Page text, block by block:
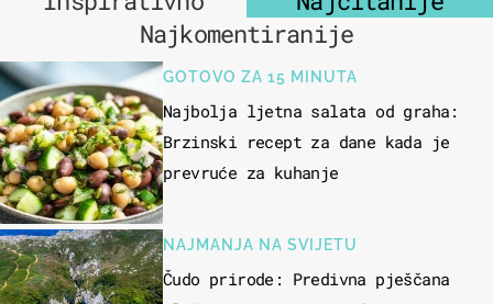
Najkomentiranije
GOTOVO ZA 15 MINUTA
Najbolja ljetna salata od graha:
Brzinski recept za dane kada je
prevruće za kuhanje
NAJMANJA NA SVIJETU
Čudo prirode: Predivna pješčana